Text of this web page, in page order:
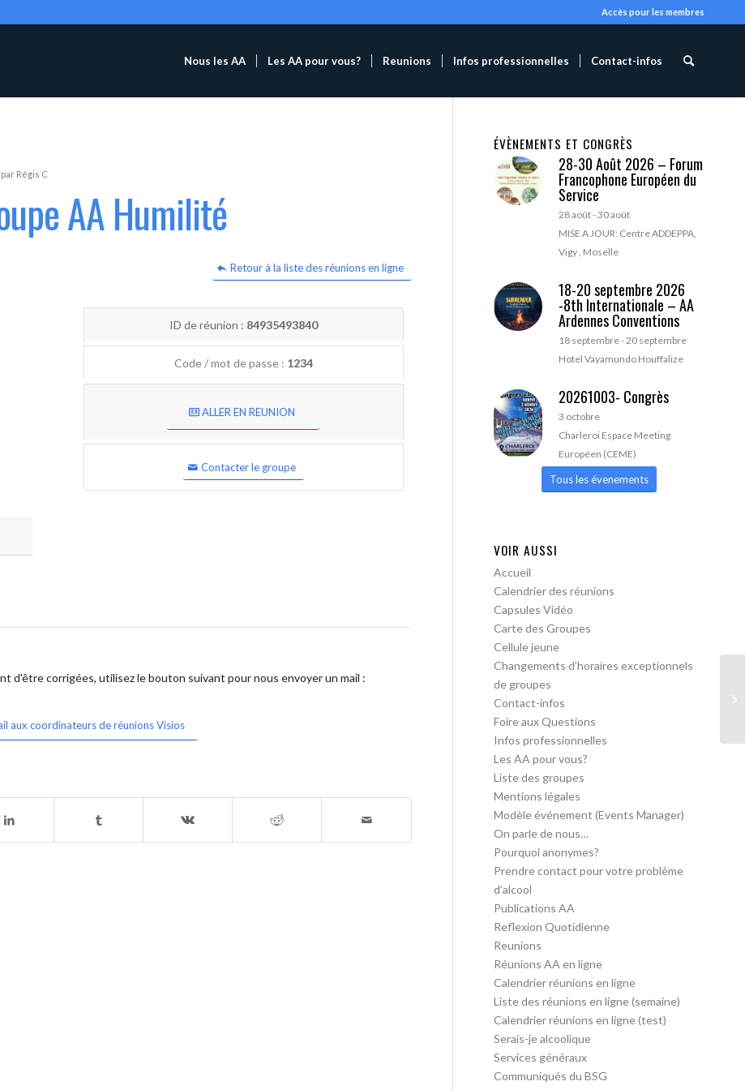
Accès pour les membres
Nous les AA Les AA pour vous? Reunions Infos professionnelles Contact-infos
par Régis C
AA Humilité
Retour à la liste des réunions en ligne
ID de réunion : 84935493840
Code / mot de passe : 1234
ALLER EN REUNION
Contacter le groupe
d'être corrigées, utilisez le bouton suivant pour nous envoyer un mail :
aux coordinateurs de réunions Visios
ÉVÈNEMENTS ET CONGRÈS
28-30 Août 2026 – Forum
Francophone Européen du
Service
28 août-30 août
MISE A JOUR: Centre ADDEPPA,
Vigy , Moselle
18-20 septembre 2026
-8th Internationale – AA
Ardennes Conventions
18 septembre-20 septembre
Hotel Vayamundo Houffalize
20261003- Congrès
3 octobre
Charleroi Espace Meeting
Européen (CEME)
Tous les évenements
VOIR AUSSI
Accueil
Calendrier des réunions
Capsules Vidéo
Carte des Groupes
Cellule jeune
Changements d’horaires exceptionnels
de groupes
Contact-infos
Foire aux Questions
Infos professionnelles
Les AA pour vous?
Liste des groupes
Mentions légales
Modèle événement (Events Manager)
On parle de nous…
Pourquoi anonymes?
Prendre contact pour votre problème
d’alcool
Publications AA
Reflexion Quotidienne
Reunions
Réunions AA en ligne
Calendrier réunions en ligne
Liste des réunions en ligne (semaine)
Calendrier réunions en ligne (test)
Serais-je alcoolique
Services généraux
Communiqués du BSG